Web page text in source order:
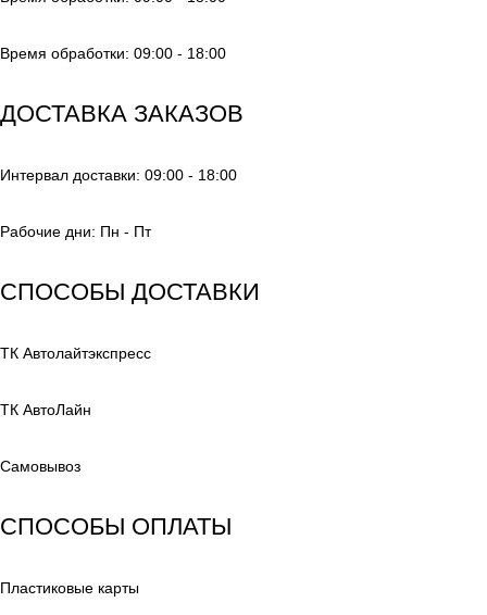
Время обработки: 09:00 - 18:00
ДОСТАВКА ЗАКАЗОВ
Интервал доставки: 09:00 - 18:00
Рабочие дни: Пн - Пт
СПОСОБЫ ДОСТАВКИ
ТК Автолайтэкспресс
ТК АвтоЛайн
Самовывоз
СПОСОБЫ ОПЛАТЫ
Пластиковые карты